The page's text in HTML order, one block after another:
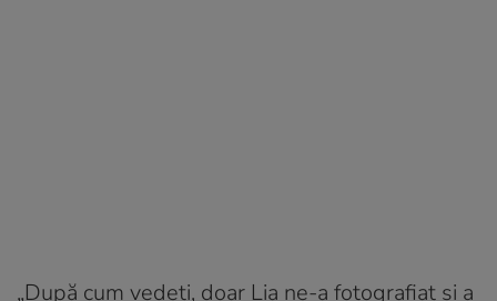
„După cum vedeți, doar Lia ne-a fotografiat și a